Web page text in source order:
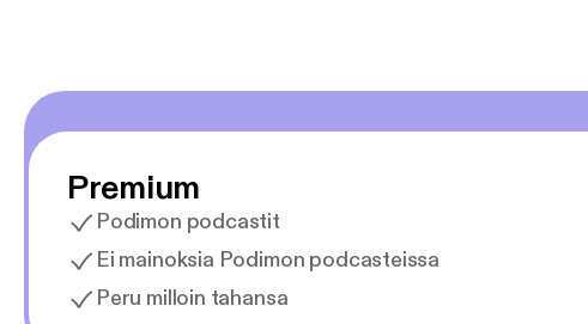
Premium
Podimon podcastit
Ei mainoksia Podimon podcasteissa
Peru milloin tahansa